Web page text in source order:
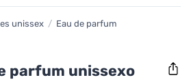
unissex / Eau de parfum
parfum unissexo